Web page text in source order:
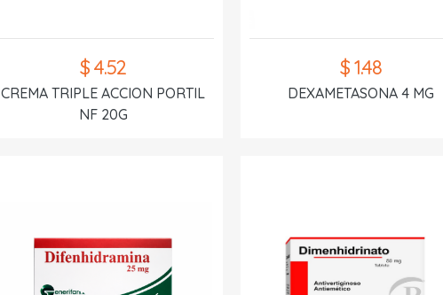
$ 4.52
CREMA TRIPLE ACCION PORTIL
NF 20G
$ 1.48
DEXAMETASONA 4 MG